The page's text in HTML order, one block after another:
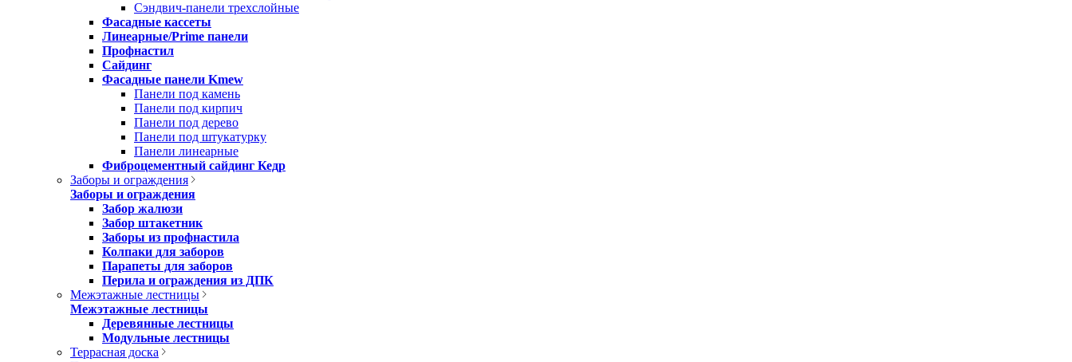
Сэндвич-панели трехслойные
Фасадные кассеты
Линеарные/Prime панели
Профнастил
Сайдинг
Фасадные панели Kmew
Панели под камень
Панели под кирпич
Панели под дерево
Панели под штукатурку
Панели линеарные
Фиброцементный сайдинг Кедр
Заборы и ограждения
Заборы и ограждения
Забор жалюзи
Забор штакетник
Заборы из профнастила
Колпаки для заборов
Парапеты для заборов
Перила и ограждения из ДПК
Межэтажные лестницы
Межэтажные лестницы
Деревянные лестницы
Модульные лестницы
Террасная доска